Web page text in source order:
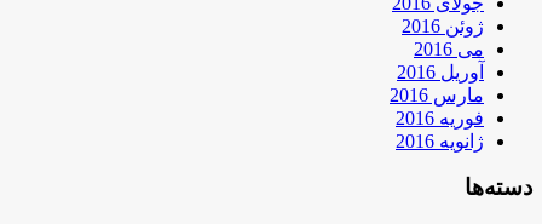
ژوئن 2016
می 2016
آوریل 2016
مارس 2016
فوریه 2016
ژانویه 2016
دسته‌ها